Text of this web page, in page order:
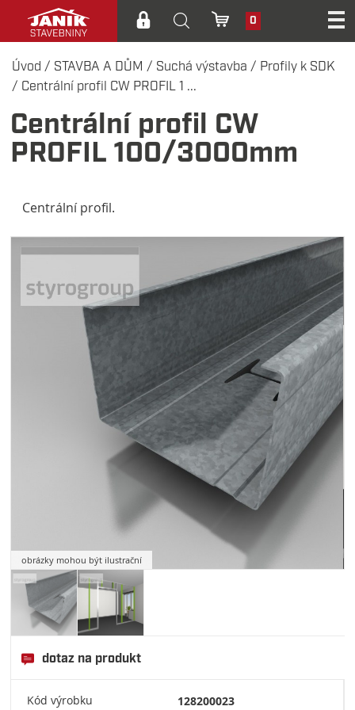
0
Úvod / STAVBA A DŮM / Suchá výstavba / Profily k SDK
/ Centrální profil CW PROFIL 1 ...
Centrální profil CW
PROFIL 100/3000mm
Centrální profil.
obrázky mohou být ilustrační
dotaz na produkt
Kód výrobku 128200023